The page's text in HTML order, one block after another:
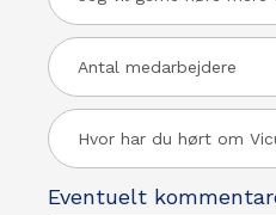
Jeg
vil
gerne
høre
mere
om
Eventuelt